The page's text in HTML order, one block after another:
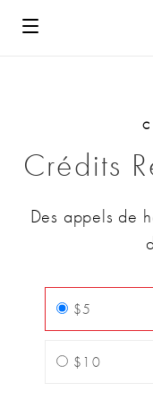
Crédits
Des appels de
$5
$10